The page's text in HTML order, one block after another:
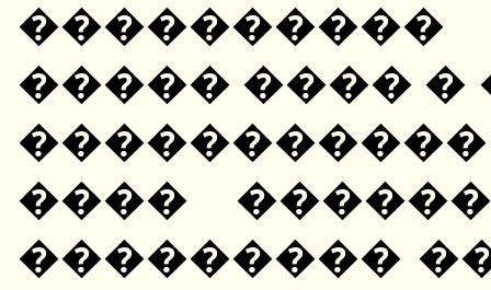
����������
����� ���� �
����
���������